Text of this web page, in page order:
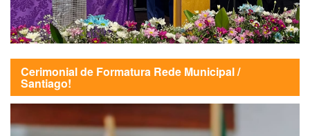
Cerimonial de Formatura Rede Municipal /
Santiago!